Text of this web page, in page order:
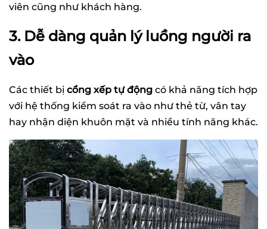
viên cũng như khách hàng.
3. Dễ dàng quản lý luồng người ra
vào
Các thiết bị cổng xếp tự động có khả năng tích hợp
với hệ thống kiểm soát ra vào như thẻ từ, vân tay
hay nhận diện khuôn mặt và nhiều tính năng khác.